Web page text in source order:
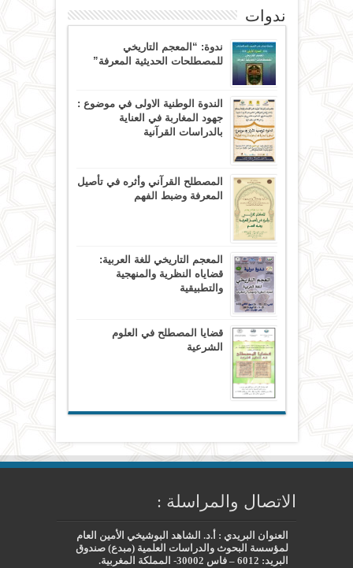
ندوات
ندوة: “المعجم التاريخي
للمصطلحات الحديثية المعرفة”
الندوة الوطنية الاولى في موضوع :
جهود المغاربة في العناية
بالدراسات القرآنية
المصطلح القرآني وأثره في تأصيل
المعرفة وضبط الفهم
المعجم التاريخي للغة العربية:
قضاياه النظرية والمنهجية
والتطبيقية
قضايا المصطلح في العلوم
الشرعية
الاتصال والمراسلة :
العنوان البريدي : أ.د. الشاهد البوشيخي الأمين العام
لمؤسسة البحوث والدراسات العلمية (مبدع) صندوق
البريد: 6012 – فاس 30002- المملكة المغربية.